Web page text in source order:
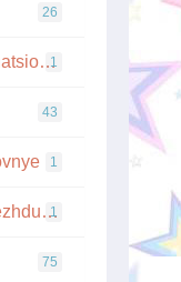
26
Конституционные, natsionalnye
1
43
1
Масс-медийные, mezhdunarodnye
1
75